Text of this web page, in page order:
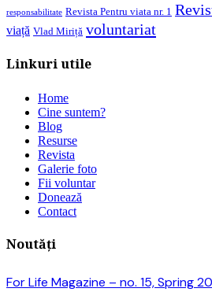
responsabilitate Revista Pentru viata nr. 1
viață Vlad Miriță voluntariat
Linkuri utile
Home
Cine suntem?
Blog
Resurse
Revista
Galerie foto
Fii voluntar
Donează
Contact
Noutăți
For Life Magazine – no. 15, Spring